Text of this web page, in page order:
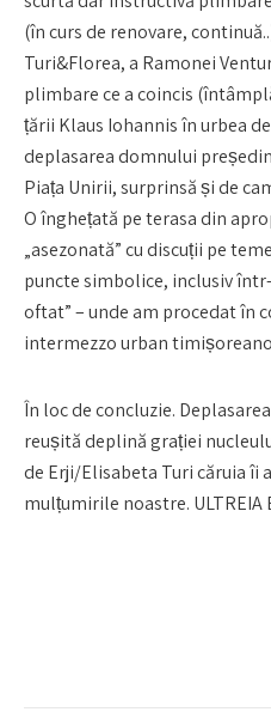
(în curs de renovare,
Turi&Florea, a Ramonei
plimbare ce a coincis
țării Klaus Iohannis în urbea
deplasarea domnului
Piața Unirii, surprinsă și de
O înghețată pe terasa din
„asezonată” cu discuții pe
puncte simbolice, inclusiv
oftat” – unde am procedat în
intermezzo urban
În loc de concluzie.
reușită deplină grației
de Erji/Elisabeta Turi căruia îi
mulțumirile noastre. ULTREIA